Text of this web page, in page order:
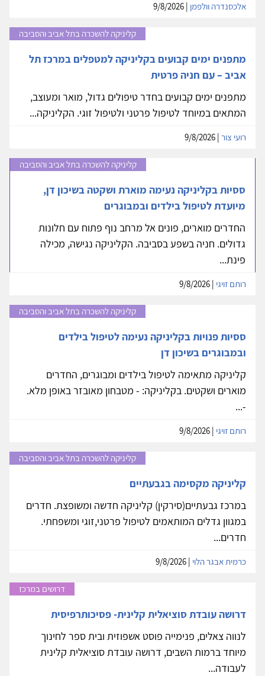
אלכסנדרה וולפמן
קליניקה להשכרה בתל אביב והסביבה
מתפנים ימים קבועים בקליניקה למטפלים במרכז תל
אביב – עם חניה פרטית
מתפנים ימים קבועים בחדר טיפולים גדול, מואר ומעוצב,
המתאים במיוחד לטיפול פרטני ולטיפול זוגי. הקליניקה...
רועי צור
קליניקה להשכרה בתל אביב והסביבה
ססיות בקליניקה נעימה מוארת ושקטה בשיכון דן,
מיועדת לטיפול בילדים ובמבוגרים
החדרים מוארים, פונים אל מרחב נוף פתוח עם חלונות
גדולים. חניה בשפע בסביבה. הקליניקה נגישה, מכילה
פינת...
רותם זויגי
קליניקה להשכרה בתל אביב והסביבה
ססיות פנויות בקליניקה נעימה לטיפול בילדים
ובמבוגרים בשיכון דן
קליניקה מתאימה לטיפול בילדים ומבוגרים, החדרים
מוארים ושקטים. בקליניקה: - מטבחון מאובזר באופן מלא.
-...
רותם זויגי
קליניקה להשכרה בתל אביב והסביבה
קליניקה מקסימה בגבעתיים
במרכז גבעתיים(סירקין) קליניקה חדשה ומשופצת. חדרים
במגוון גדלים המותאמים לטיפול פרטני,זוגי ומשפחתי.
חדרים...
כרמית אבגר הלוי
דרושים במרכז
דרושה עובדת סוציאלית קלינית- פסיכותרפיסית
לנווה צאלים, פנימייה פוסט אשפוזית ובית ספר לחינוך
מיוחד ברמות השבים, דרושה עובדת סוציאלית קלינית
לעבודה...